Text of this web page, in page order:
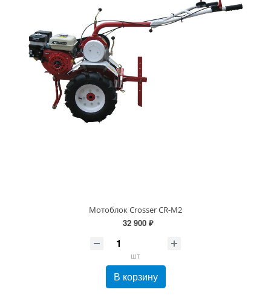
Мотоблок Crosser CR-M2
32 900 ₽
шт
В корзину